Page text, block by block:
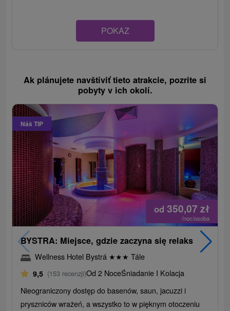
POKAZ
Ak plánujete navštíviť tieto atrakcie, pozrite si
pobyty v ich okolí.
Náš TIP
od 350,07zł
/noc/osoba
BYSTRA: Miejsce, gdzie zaczyna się relaks
Wellness Hotel Bystrá ★★★ Tále
9,5 (153 recenzji)Od 2 NoceŚniadanie I Kolacja
Nieograniczony dostęp do basenów, saun, jacuzzi i
pryszniców wrażeń, a wszystko to w pięknym otoczeniu